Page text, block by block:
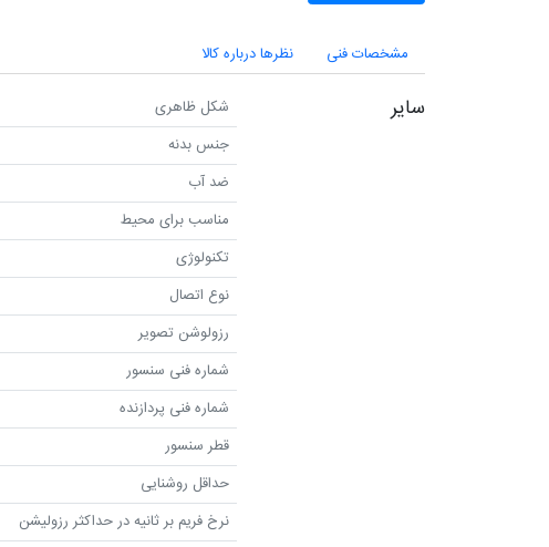
مشخصات فنی نظرها درباره کالا
سایر شکل ظاهری
جنس بدنه
ضد آب
مناسب برای محیط
تکنولوژی
نوع اتصال
رزولوشن تصویر
شماره فنی سنسور
شماره فنی پردازنده
قطر سنسور
حداقل روشنایی
نرخ فریم بر ثانیه در حداکثر رزولیشن